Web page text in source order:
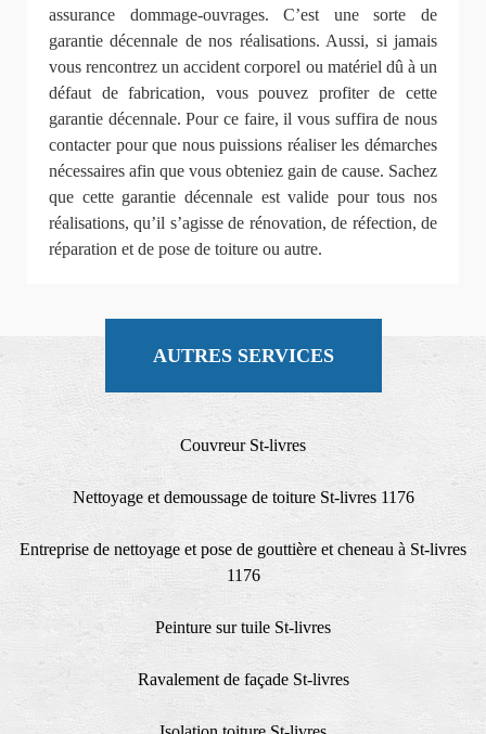
assurance dommage-ouvrages. C’est une sorte de
garantie décennale de nos réalisations. Aussi, si jamais
vous rencontrez un accident corporel ou matériel dû à un
défaut de fabrication, vous pouvez profiter de cette
garantie décennale. Pour ce faire, il vous suffira de nous
contacter pour que nous puissions réaliser les démarches
nécessaires afin que vous obteniez gain de cause. Sachez
que cette garantie décennale est valide pour tous nos
réalisations, qu’il s’agisse de rénovation, de réfection, de
réparation et de pose de toiture ou autre.
AUTRES SERVICES
Couvreur St-livres
Nettoyage et demoussage de toiture St-livres 1176
Entreprise de nettoyage et pose de gouttière et cheneau à St-livres
1176
Peinture sur tuile St-livres
Ravalement de façade St-livres